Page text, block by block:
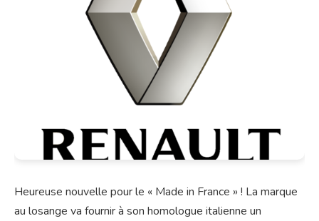
Heureuse nouvelle pour le « Made in France » ! La marque
au losange va fournir à son homologue italienne un